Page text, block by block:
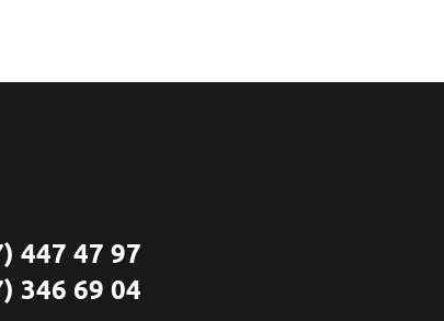
447 47 97
346 69 04